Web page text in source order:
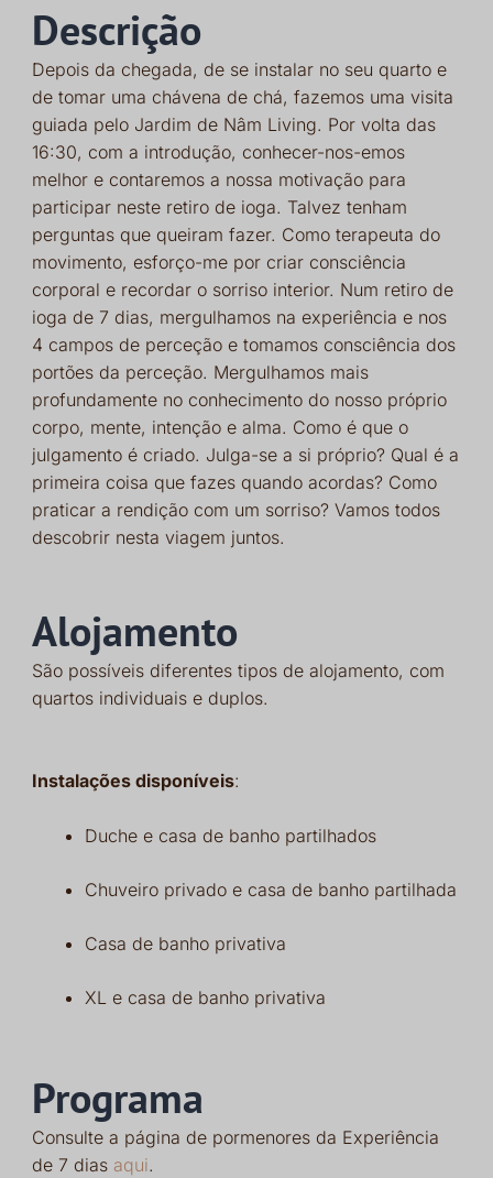
Descrição
Depois da chegada, de se instalar no seu quarto e
de tomar uma chávena de chá, fazemos uma visita
guiada pelo Jardim de Nâm Living. Por volta das
16:30, com a introdução, conhecer-nos-emos
melhor e contaremos a nossa motivação para
participar neste retiro de ioga. Talvez tenham
perguntas que queiram fazer. Como terapeuta do
movimento, esforço-me por criar consciência
corporal e recordar o sorriso interior. Num retiro de
ioga de 7 dias, mergulhamos na experiência e nos
4 campos de perceção e tomamos consciência dos
portões da perceção. Mergulhamos mais
profundamente no conhecimento do nosso próprio
corpo, mente, intenção e alma. Como é que o
julgamento é criado. Julga-se a si próprio? Qual é a
primeira coisa que fazes quando acordas? Como
praticar a rendição com um sorriso? Vamos todos
descobrir nesta viagem juntos.
Alojamento
São possíveis diferentes tipos de alojamento, com
quartos individuais e duplos.
Instalações disponíveis:
Duche e casa de banho partilhados
Chuveiro privado e casa de banho partilhada
Casa de banho privativa
XL e casa de banho privativa
Programa
Consulte a página de pormenores da Experiência
de 7 dias aqui.